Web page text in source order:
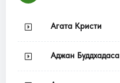
Агата Кристи
Аджан Буддхадаса